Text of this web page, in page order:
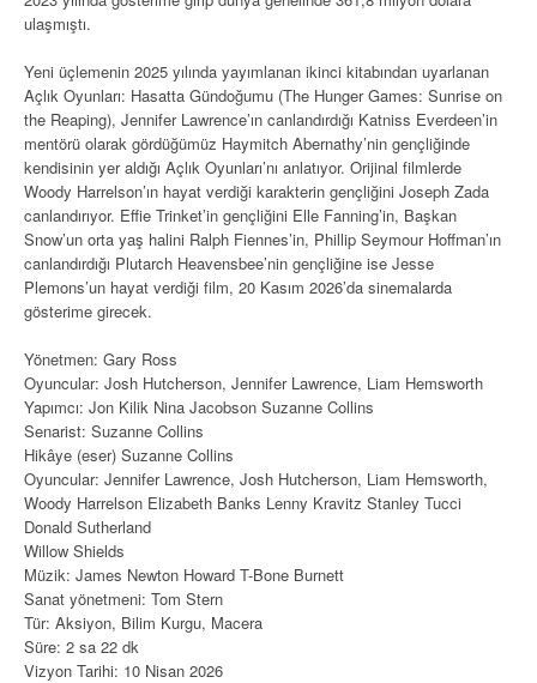
ulaşmıştı.
Yeni üçlemenin 2025 yılında yayımlanan ikinci kitabından uyarlanan
Açlık Oyunları: Hasatta Gündoğumu (The Hunger Games: Sunrise on
the Reaping), Jennifer Lawrence’ın canlandırdığı Katniss Everdeen’in
mentörü olarak gördüğümüz Haymitch Abernathy’nin gençliğinde
kendisinin yer aldığı Açlık Oyunları’nı anlatıyor. Orijinal filmlerde
Woody Harrelson’ın hayat verdiği karakterin gençliğini Joseph Zada
canlandırıyor. Effie Trinket’in gençliğini Elle Fanning’in, Başkan
Snow’un orta yaş halini Ralph Fiennes’in, Phillip Seymour Hoffman’ın
canlandırdığı Plutarch Heavensbee’nin gençliğine ise Jesse
Plemons’un hayat verdiği film, 20 Kasım 2026’da sinemalarda
gösterime girecek.
Yönetmen: Gary Ross
Oyuncular: Josh Hutcherson, Jennifer Lawrence, Liam Hemsworth
Yapımcı: Jon Kilik Nina Jacobson Suzanne Collins
Senarist: Suzanne Collins
Hikâye (eser) Suzanne Collins
Oyuncular: Jennifer Lawrence, Josh Hutcherson, Liam Hemsworth,
Woody Harrelson Elizabeth Banks Lenny Kravitz Stanley Tucci
Donald Sutherland
Willow Shields
Müzik: James Newton Howard T-Bone Burnett
Sanat yönetmeni: Tom Stern
Tür: Aksiyon, Bilim Kurgu, Macera
Süre: 2 sa 22 dk
Vizyon Tarihi: 10 Nisan 2026